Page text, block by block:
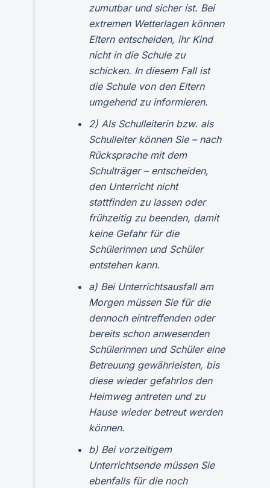
zumutbar und sicher ist. Bei
extremen Wetterlagen können
Eltern entscheiden, ihr Kind
nicht in die Schule zu
schicken. In diesem Fall ist
die Schule von den Eltern
umgehend zu informieren.
2) Als Schulleiterin bzw. als
Schulleiter können Sie – nach
Rücksprache mit dem
Schulträger – entscheiden,
den Unterricht nicht
stattfinden zu lassen oder
frühzeitig zu beenden, damit
keine Gefahr für die
Schülerinnen und Schüler
entstehen kann.
a) Bei Unterrichtsausfall am
Morgen müssen Sie für die
dennoch eintreffenden oder
bereits schon anwesenden
Schülerinnen und Schüler eine
Betreuung gewährleisten, bis
diese wieder gefahrlos den
Heimweg antreten und zu
Hause wieder betreut werden
können.
b) Bei vorzeitigem
Unterrichtsende müssen Sie
ebenfalls für die noch